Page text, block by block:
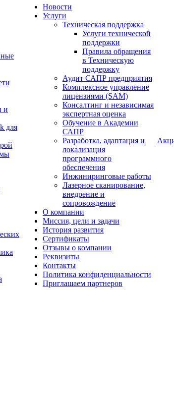
и
для
Новости
Услуги
Техническая поддержка
Услуги технической
поддержки
Правила обращения
в Техническую
поддержку
Аудит САПР предприятия
Комплексное управление
лицензиями (SAM)
Консалтинг и независимая
экспертная оценка
Обучение в Академии
САПР
Разработка, адаптация и
локализация
программного
обеспечения
Инжиниринговые работы
Лазерное сканирование,
внедрение и
сопровождение
О компании
Миссия, цели и задачи
История развития
Сертификаты
Отзывы о компании
Реквизиты
Контакты
Политика конфиденциальности
Приглашаем партнеров